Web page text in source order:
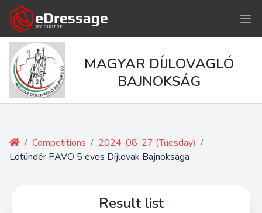
MAGYAR DÍJLOVAGLÓ
BAJNOKSÁG
/ Competitions / 2024-08-27 (Tuesday) /
Lótündér PAVO 5 éves Díjlovak Bajnoksága
Result list